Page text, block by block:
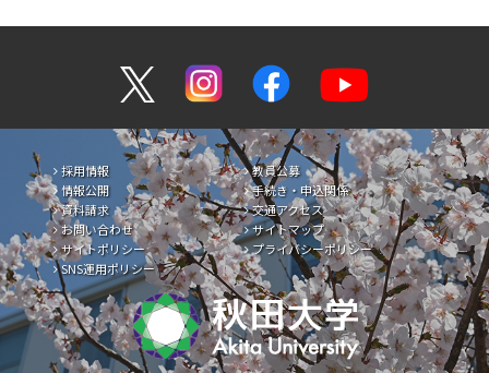
採用情報
教員公募
情報公開
手続き・申込関係
資料請求
交通アクセス
お問い合わせ
サイトマップ
サイトポリシー
プライバシーポリシー
SNS運用ポリシー